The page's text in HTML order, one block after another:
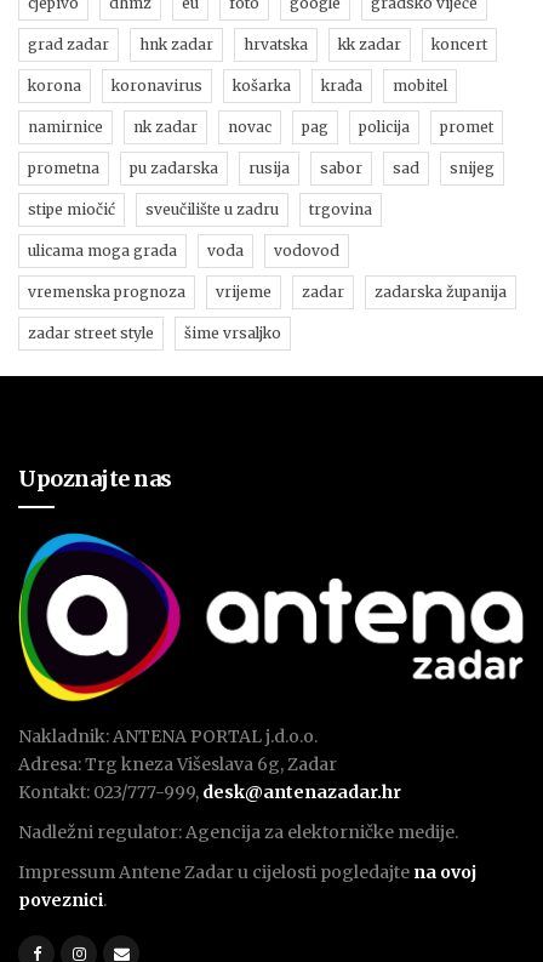
grad zadar hnk zadar hrvatska kk zadar koncert
korona koronavirus košarka krađa mobitel
namirnice nk zadar novac pag policija promet
prometna pu zadarska rusija sabor sad snijeg
stipe miočić sveučilište u zadru trgovina
ulicama moga grada voda vodovod
vremenska prognoza vrijeme zadar zadarska županija
zadar street style šime vrsaljko
Upoznajte nas
Nakladnik: ANTENA PORTAL j.d.o.o.
Adresa: Trg kneza Višeslava 6g, Zadar
Kontakt: 023/777-999, desk@antenazadar.hr
Nadležni regulator: Agencija za elektorničke medije.
Impressum Antene Zadar u cijelosti pogledajte na ovoj
poveznici.